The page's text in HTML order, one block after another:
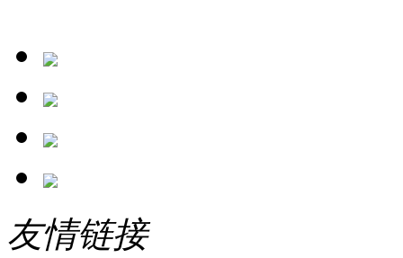
友情链接